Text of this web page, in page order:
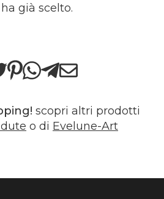
già scelto.
scopri altri prodotti
o di Evelune-Art